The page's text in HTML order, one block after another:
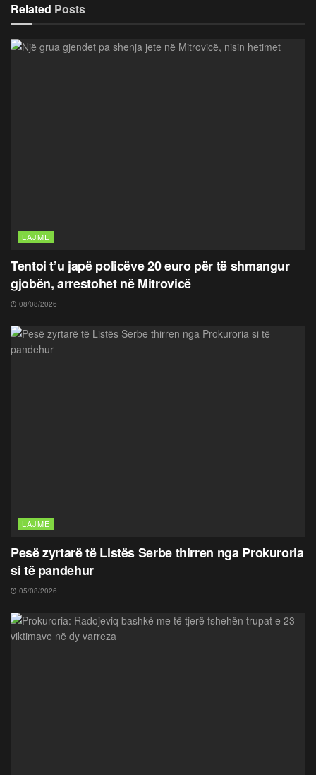
Related Posts
LAJME
Tentoi t’u japë policëve 20 euro për të shmangur
gjobën, arrestohet në Mitrovicë
08/08/2026
LAJME
Pesë zyrtarë të Listës Serbe thirren nga Prokuroria
si të pandehur
05/08/2026